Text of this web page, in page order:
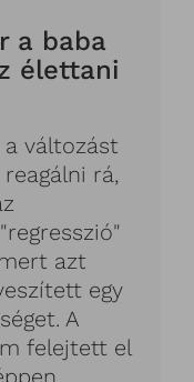
a baba
élettani
változást
rá,
azt
egy
A
felejtett el